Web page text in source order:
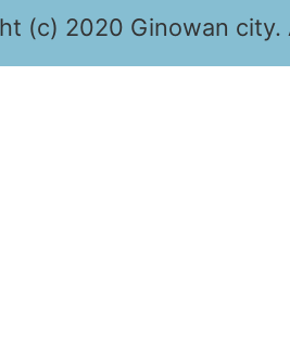
(c) 2020 Ginowan city.